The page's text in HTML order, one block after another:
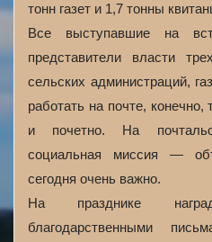
тонн газет и 1,7 тонны
Все выступавшие на
представители власти
сельских администраций,
работать на почте, конечно,
и почетно. На
социальная миссия —
сегодня очень важно.
На празднике
благодарственными